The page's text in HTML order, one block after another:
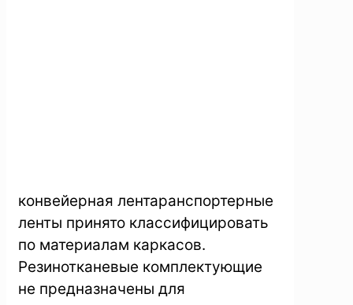
конвейерная лентаранспортерные
ленты принято классифицировать
по материалам каркасов.
Резинотканевые комплектующие
не предназначены для